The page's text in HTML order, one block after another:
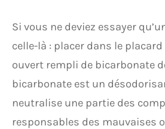
Si vous ne deviez essayer
celle-là : placer dans le
ouvert rempli de bicarbonate
bicarbonate est un
neutralise une partie des
responsables des mauvaises